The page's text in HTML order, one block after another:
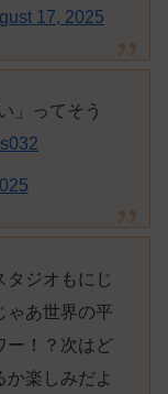
17, 2025
」ってそう
タジオもにじ
ゃあ世界の平
ー！？次はど
楽しみだよ